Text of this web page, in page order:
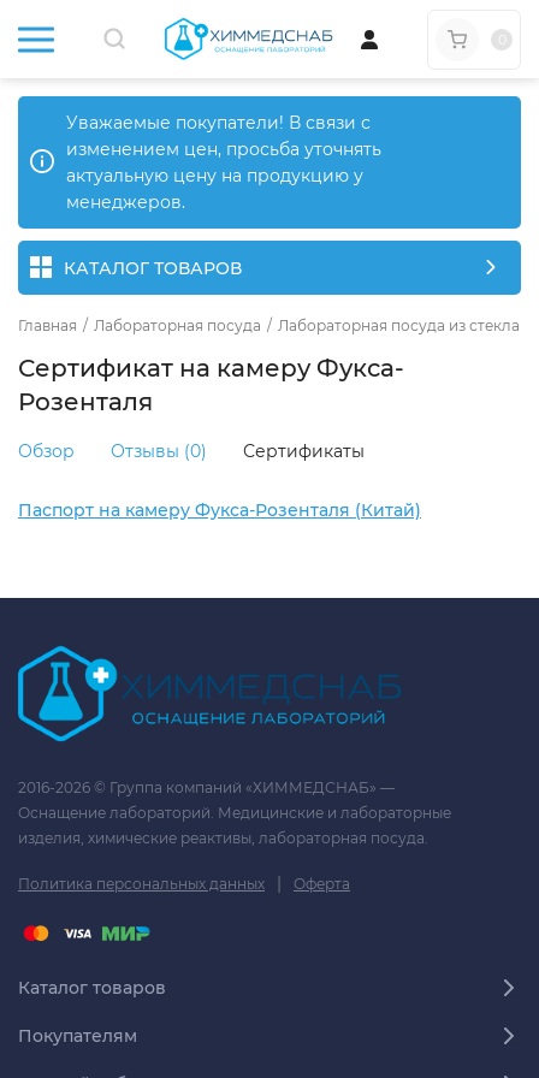
Уважаемые покупатели! В связи с
изменением цен, просьба уточнять
актуальную цену на продукцию у
менеджеров.
КАТАЛОГ ТОВАРОВ
Главная / Лабораторная посуда / Лабораторная посуда из стекла
Сертификат на камеру Фукса-
Розенталя
Обзор Отзывы (0) Сертификаты
Паспорт на камеру Фукса-Розенталя (Китай)
2016-2026 © Группа компаний «ХИММЕДСНАБ» —
Оснащение лабораторий. Медицинские и лабораторные
изделия, химические реактивы, лабораторная посуда.
Политика персональных данных | Оферта
Каталог товаров
Покупателям